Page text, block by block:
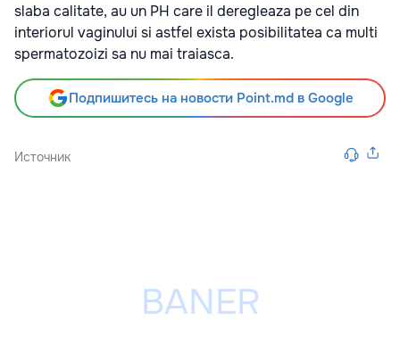
slaba calitate, au un PH care il deregleaza pe cel din
interiorul vaginului si astfel exista posibilitatea ca multi
spermatozoizi sa nu mai traiasca.
Подпишитесь на новости Point.md в Google
Источник